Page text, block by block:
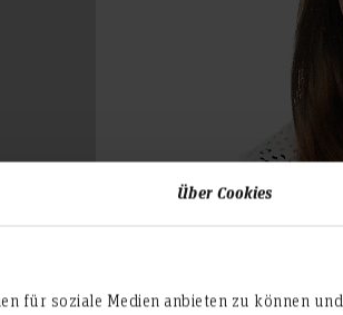
Über Cookies
für soziale Medien anbieten zu können und